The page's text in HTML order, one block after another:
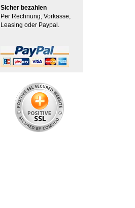
Sicher bezahlen
Per Rechnung, Vorkasse,
Leasing oder Paypal.